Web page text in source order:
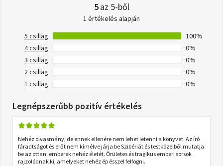
5az 5-ből
1 értékelés alapján
5 csillag
100%
4 csillag
0%
3 csillag
0%
2 csillag
0%
1 csillag
0%
Legnépszerűbb pozitív értékelés
Nehéz olvasmány, de ennek ellenére nem lehet letenni a könyvet. Az író
fáradtságot és erőt nem kímélve járja be Szibériát és testközelből mutatja
be az ottani emberek nehéz életét. Őrületes és tragikus emberi sorsok
rajzolódnak ki, amelyeket nehéz ép ésszel felfogni.